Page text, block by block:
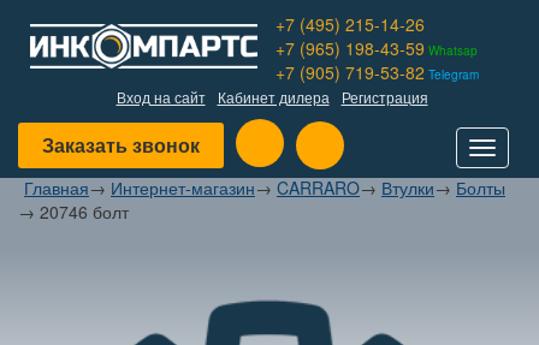
+7 (495) 215-14-26
+7 (965) 198-43-59 Whatsap
+7 (905) 719-53-82 Telegram
Вход на сайт Кабинет дилера Регистрация
Заказать звонок
Toggle
Главная→ Интернет-магазин→ CARRARO→ Втулки→ Болты
→ 20746 болт